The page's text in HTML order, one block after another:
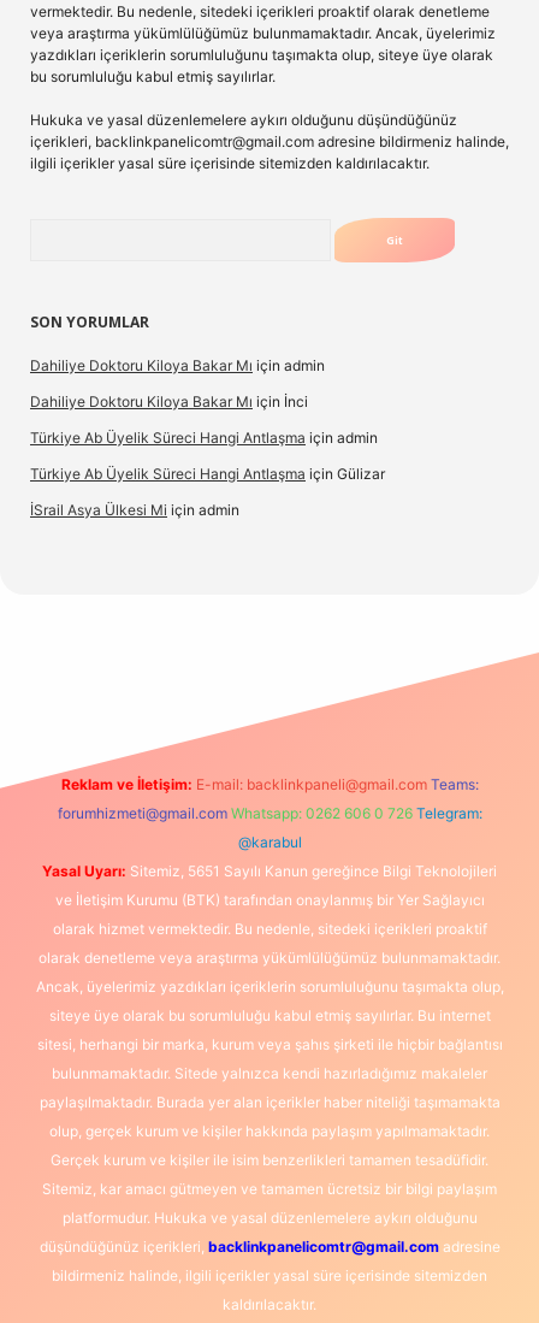
vermektedir. Bu nedenle, sitedeki içerikleri proaktif olarak denetleme
veya araştırma yükümlülüğümüz bulunmamaktadır. Ancak, üyelerimiz
yazdıkları içeriklerin sorumluluğunu taşımakta olup, siteye üye olarak
bu sorumluluğu kabul etmiş sayılırlar.
Hukuka ve yasal düzenlemelere aykırı olduğunu düşündüğünüz
içerikleri, backlinkpanelicomtr@gmail.com adresine bildirmeniz halinde,
ilgili içerikler yasal süre içerisinde sitemizden kaldırılacaktır.
SON YORUMLAR
Dahiliye Doktoru Kiloya Bakar Mı için admin
Dahiliye Doktoru Kiloya Bakar Mı için İnci
Türkiye Ab Üyelik Süreci Hangi Antlaşma için admin
Türkiye Ab Üyelik Süreci Hangi Antlaşma için Gülizar
İSrail Asya Ülkesi Mi için admin
Reklam ve İletişim: E-mail: backlinkpaneli@gmail.com Teams:
forumhizmeti@gmail.com Whatsapp: 0262 606 0 726 Telegram:
@karabul
Yasal Uyarı: Sitemiz, 5651 Sayılı Kanun gereğince Bilgi Teknolojileri
ve İletişim Kurumu (BTK) tarafından onaylanmış bir Yer Sağlayıcı
olarak hizmet vermektedir. Bu nedenle, sitedeki içerikleri proaktif
olarak denetleme veya araştırma yükümlülüğümüz bulunmamaktadır.
Ancak, üyelerimiz yazdıkları içeriklerin sorumluluğunu taşımakta olup,
siteye üye olarak bu sorumluluğu kabul etmiş sayılırlar. Bu internet
sitesi, herhangi bir marka, kurum veya şahıs şirketi ile hiçbir bağlantısı
bulunmamaktadır. Sitede yalnızca kendi hazırladığımız makaleler
paylaşılmaktadır. Burada yer alan içerikler haber niteliği taşımamakta
olup, gerçek kurum ve kişiler hakkında paylaşım yapılmamaktadır.
Gerçek kurum ve kişiler ile isim benzerlikleri tamamen tesadüfidir.
Sitemiz, kar amacı gütmeyen ve tamamen ücretsiz bir bilgi paylaşım
platformudur. Hukuka ve yasal düzenlemelere aykırı olduğunu
düşündüğünüz içerikleri, backlinkpanelicomtr@gmail.comadresine
bildirmeniz halinde, ilgili içerikler yasal süre içerisinde sitemizden
kaldırılacaktır.